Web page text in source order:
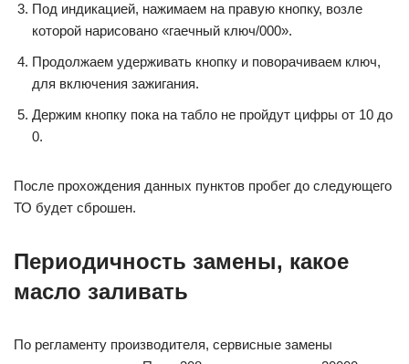
Под индикацией, нажимаем на правую кнопку, возле
которой нарисовано «гаечный ключ/000».
Продолжаем удерживать кнопку и поворачиваем ключ,
для включения зажигания.
Держим кнопку пока на табло не пройдут цифры от 10 до
0.
После прохождения данных пунктов пробег до следующего
ТО будет сброшен.
Периодичность замены, какое
масло заливать
По регламенту производителя, сервисные замены